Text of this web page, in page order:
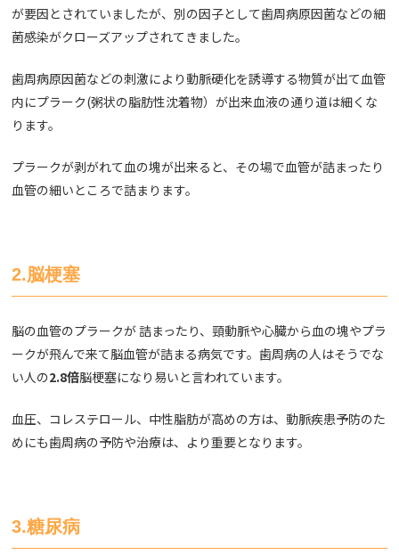
が要因とされていましたが、別の因子として歯周病原因菌などの細
菌感染がクローズアップされてきました。
歯周病原因菌などの刺激により動脈硬化を誘導する物質が出て血管
内にプラーク(粥状の脂肪性沈着物）が出来血液の通り道は細くな
ります。
プラークが剥がれて血の塊が出来ると、その場で血管が詰まったり
血管の細いところで詰まります。
2.脳梗塞
脳の血管のプラークが 詰まったり、頸動脈や心臓から血の塊やプラ
ークが飛んで来て脳血管が詰まる病気です。歯周病の人はそうでな
い人の2.8倍脳梗塞になり易いと言われています。
血圧、コレステロール、中性脂肪が高めの方は、動脈疾患予防のた
めにも歯周病の予防や治療は、より重要となります。
3.糖尿病